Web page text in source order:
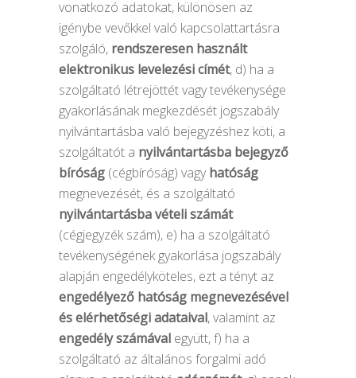
vonatkozó adatokat, különösen az
igénybe vevőkkel való kapcsolattartásra
szolgáló, rendszeresen használt
elektronikus levelezési címét, d) ha a
szolgáltató létrejöttét vagy tevékenysége
gyakorlásának megkezdését jogszabály
nyilvántartásba való bejegyzéshez köti, a
szolgáltatót a nyilvántartásba bejegyző
bíróság (cégbíróság) vagyhatóság
megnevezését, és a szolgáltató
nyilvántartásba vételi számát
(cégjegyzék szám), e) ha a szolgáltató
tevékenységének gyakorlása jogszabály
alapján engedélyköteles, ezt a tényt az
engedélyező hatóság megnevezésével
és elérhetőségi adataival, valamint az
engedély számával együtt, f) ha a
szolgáltató az általános forgalmi adó